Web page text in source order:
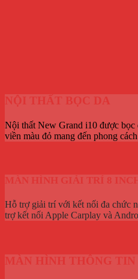
NỘI THẤT BỌC DA
Nội thất New Grand i10 được bọc
viền màu đỏ mang đến phong
MÀN HÌNH GIẢI TRÍ 8
Hỗ trợ giải trí với kết nối đa chức
trợ kết nối Apple Carplay và
MÀN HÌNH THÔNG TIN